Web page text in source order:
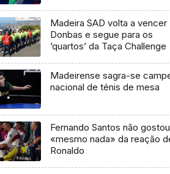
Madeira SAD volta a vencer
Donbas e segue para os
‘quartos’ da Taça Challenge
Madeirense sagra-se
nacional de ténis de mesa
Fernando Santos não gostou
«mesmo nada» da reação
Ronaldo